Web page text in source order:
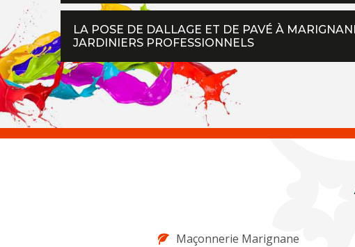
LA POSE DE DALLAGE ET DE PAVÉ À
JARDINIERS PROFESSIONNELS
Maçonnerie Marignane